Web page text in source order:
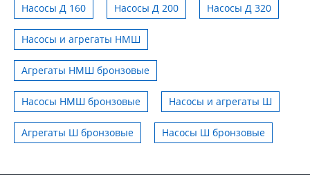
Насосы Д 160 Насосы Д 200 Насосы Д 320
Насосы и агрегаты НМШ
Агрегаты НМШ бронзовые
Насосы НМШ бронзовые Насосы и агрегаты Ш
Агрегаты Ш бронзовые Насосы Ш бронзовые